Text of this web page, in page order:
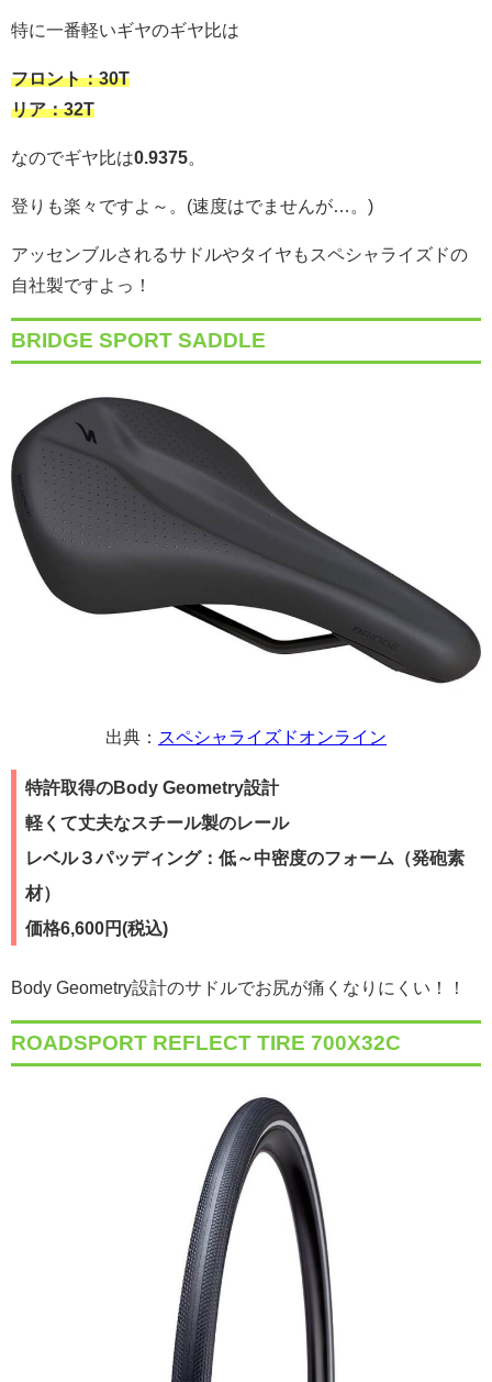
特に一番軽いギヤのギヤ比は
フロント：30T
リア：32T
なのでギヤ比は0.9375。
登りも楽々ですよ～。(速度はでませんが…。)
アッセンブルされるサドルやタイヤもスペシャライズドの
自社製ですよっ！
BRIDGE SPORT SADDLE
出典： スペシャライズドオンライン
特許取得のBody Geometry設計
軽くて丈夫なスチール製のレール
レベル３パッディング：低～中密度のフォーム（発砲素
材）
価格6,600円(税込)
Body Geometry設計のサドルでお尻が痛くなりにくい！！
ROADSPORT REFLECT TIRE 700X32C